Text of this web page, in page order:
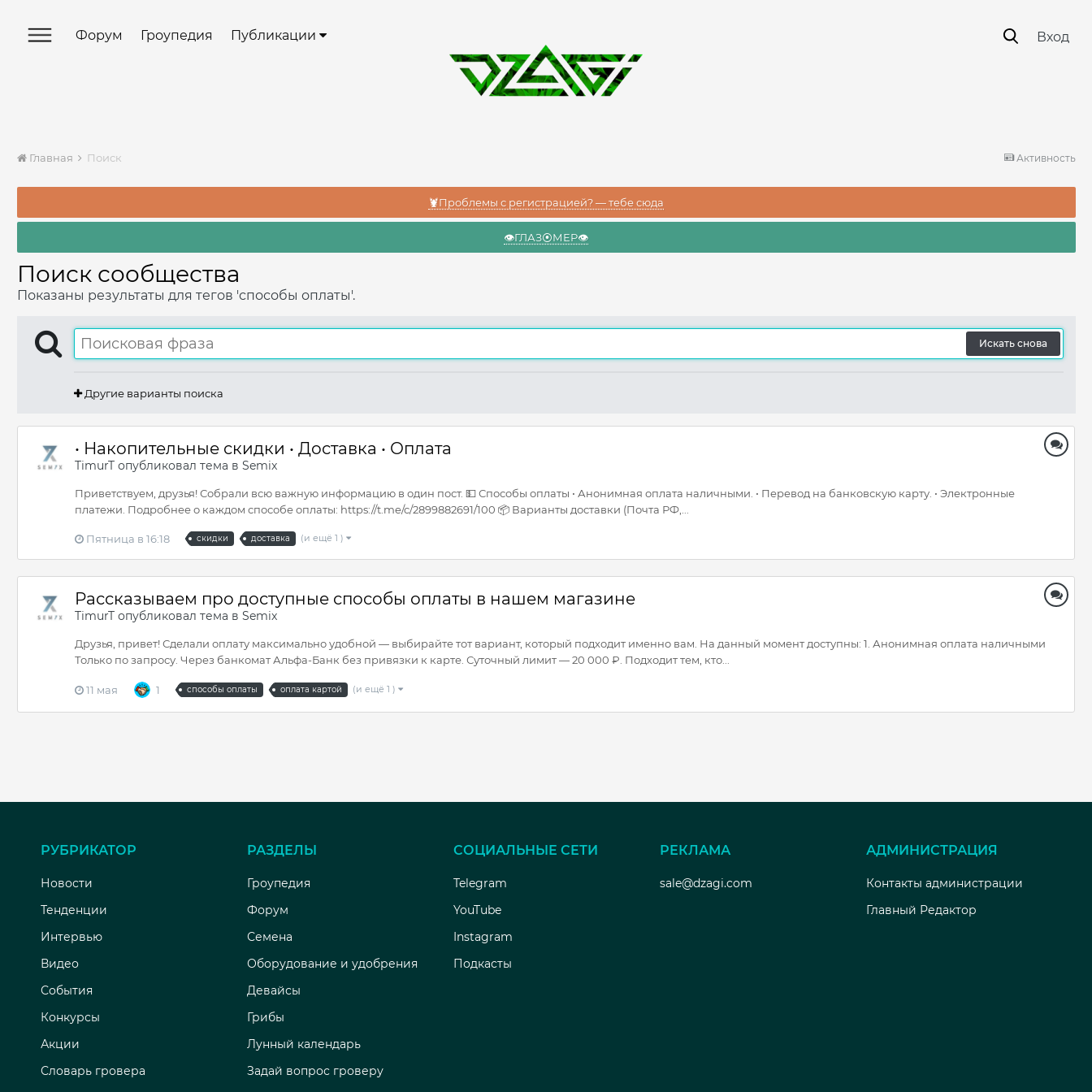
Форум Гроупедия Публикации Вход
Активность
Главная Поиск
🦞Проблемы с регистрацией? — тебе сюда
👁️ГЛАЗ⦿МЕР👁️
Поиск сообщества
Показаны результаты для тегов 'способы оплаты'.
Искать снова
Другие варианты поиска
• Накопительные скидки • Доставка • Оплата
TimurT опубликовал тема в Semix
Приветствуем, друзья! Собрали всю важную информацию в один пост. 💵 Способы оплаты • Анонимная оплата наличными. • Перевод на банковскую карту. • Электронные
платежи. Подробнее о каждом способе оплаты: https://t.me/c/2899882691/100 📦 Варианты доставки (Почта РФ,...
Пятница в 16:18 скидки доставка (и ещё 1 )
Рассказываем про доступные способы оплаты в нашем магазине
TimurT опубликовал тема в Semix
Друзья, привет! Сделали оплату максимально удобной — выбирайте тот вариант, который подходит именно вам. На данный момент доступны: 1. Анонимная оплата наличными
Только по запросу. Через банкомат Альфа-Банк без привязки к карте. Суточный лимит — 20 000 ₽. Подходит тем, кто...
11 мая 1 способы оплаты оплата картой (и ещё 1 )
РУБРИКАТОР
Новости
Тенденции
Интервью
Видео
События
Конкурсы
Акции
Словарь гровера
РАЗДЕЛЫ
Гроупедия
Форум
Семена
Оборудование и удобрения
Девайсы
Грибы
Лунный календарь
Задай вопрос гроверу
СОЦИАЛЬНЫЕ СЕТИ
Telegram
YouTube
Instagram
Подкасты
РЕКЛАМА
sale@dzagi.com
АДМИНИСТРАЦИЯ
Контакты администрации
Главный Редактор